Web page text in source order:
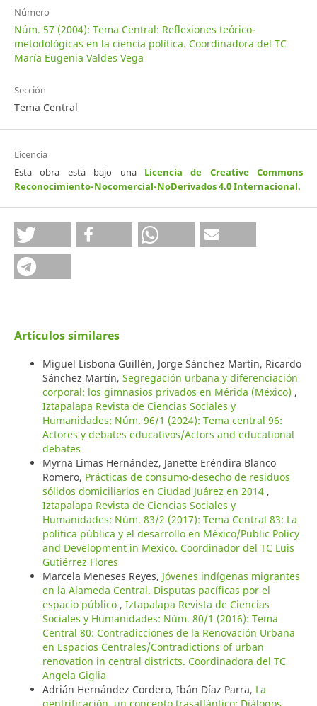
Número
Núm. 57 (2004): Tema Central: Reflexiones teórico-
metodológicas en la ciencia política. Coordinadora del TC
María Eugenia Valdes Vega
Sección
Tema Central
Licencia
Esta obra está bajo una Licencia de Creative Commons
Reconocimiento-Nocomercial-NoDerivados 4.0 Internacional.
Artículos similares
Miguel Lisbona Guillén, Jorge Sánchez Martín, Ricardo
Sánchez Martín, Segregación urbana y diferenciación
corporal: los gimnasios privados en Mérida (México) ,
Iztapalapa Revista de Ciencias Sociales y
Humanidades: Núm. 96/1 (2024): Tema central 96:
Actores y debates educativos/Actors and educational
debates
Myrna Limas Hernández, Janette Eréndira Blanco
Romero, Prácticas de consumo-desecho de residuos
sólidos domiciliarios en Ciudad Juárez en 2014 ,
Iztapalapa Revista de Ciencias Sociales y
Humanidades: Núm. 83/2 (2017): Tema Central 83: La
política pública y el desarrollo en México/Public Policy
and Development in Mexico. Coordinador del TC Luis
Gutiérrez Flores
Marcela Meneses Reyes, Jóvenes indígenas migrantes
en la Alameda Central. Disputas pacíficas por el
espacio público , Iztapalapa Revista de Ciencias
Sociales y Humanidades: Núm. 80/1 (2016): Tema
Central 80: Contradicciones de la Renovación Urbana
en Espacios Centrales/Contradictions of urban
renovation in central districts. Coordinadora del TC
Angela Giglia
Adrián Hernández Cordero, Ibán Díaz Parra, La